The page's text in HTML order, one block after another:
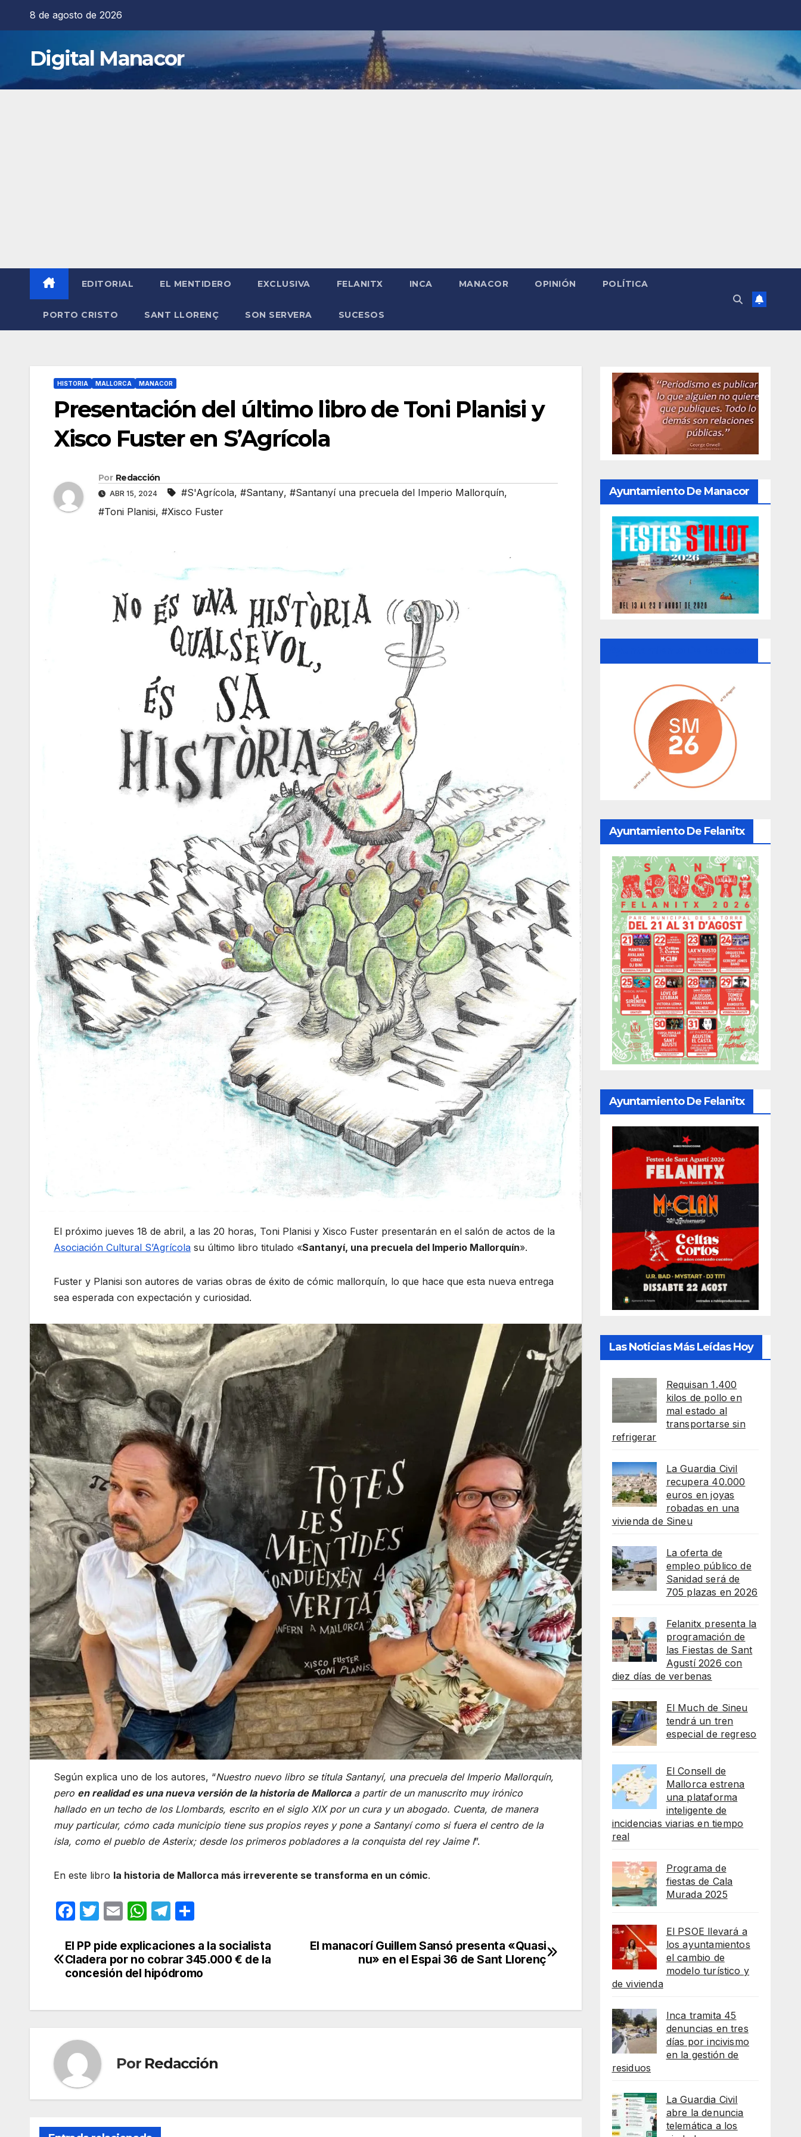
8 de agosto de 2026
Digital Manacor
EDITORIAL EL MENTIDERO EXCLUSIVA FELANITX INCA MANACOR OPINIÓN POLÍTICA
PORTO CRISTO SANT LLORENÇ SON SERVERA SUCESOS
HISTORIA MALLORCA MANACOR
Presentación del último libro de Toni Planisi y
Xisco Fuster en S’Agrícola
Por Redacción
ABR 15, 2024 #S'Agrícola, #Santany, #Santanyí una precuela del Imperio Mallorquín,
#Toni Planisi, #Xisco Fuster
El próximo jueves 18 de abril, a las 20 horas, Toni Planisi y Xisco Fuster presentarán en el salón de actos de la
Asociación Cultural S’Agrícola su último libro titulado «Santanyí, una precuela del Imperio Mallorquín».
Fuster y Planisi son autores de varias obras de éxito de cómic mallorquín, lo que hace que esta nueva entrega
sea esperada con expectación y curiosidad.
Según explica uno de los autores, “Nuestro nuevo libro se titula Santanyí, una precuela del Imperio Mallorquín,
pero en realidad es una nueva versión de la historia de Mallorcaa partir de un manuscrito muy irónico
hallado en un techo de los Llombards, escrito en el siglo XIX por un cura y un abogado. Cuenta, de manera
muy particular, cómo cada municipio tiene sus propios reyes y pone a Santanyí como si fuera el centro de la
isla, como el pueblo de Asterix; desde los primeros pobladores a la conquista del rey Jaime I”.
En este libro la historia de Mallorca más irreverente se transforma en un cómic.
F
c
e
o
k
T
itt
er
E
ail
W
at
s
A
p
T
e
gr
m
m
p
tir
Navegación
de
El manacorí Guillem Sansó presenta «Quasi
nu» en el Espai 36 de Sant Llorenç
El PP pide explicaciones a la socialista
Cladera por no cobrar 345.000 € de la
concesión del hipódromo
Por Redacción
Ayuntamiento De Manacor
Ayuntamiento De Felanitx
Ayuntamiento De Felanitx
Las Noticias Más Leídas Hoy
Requisan 1.400
kilos de pollo en
mal estado al
transportarse sin
refrigerar
La Guardia Civil
recupera 40.000
euros en joyas
robadas en una
vivienda de Sineu
La oferta de
empleo público de
Sanidad será de
705 plazas en 2026
Felanitx presenta la
programación de
las Fiestas de Sant
Agustí 2026 con
diez días de verbenas
El Much de Sineu
tendrá un tren
especial de regreso
El Consell de
Mallorca estrena
una plataforma
inteligente de
incidencias viarias en tiempo
real
Programa de
fiestas de Cala
Murada 2025
El PSOE llevará a
los ayuntamientos
el cambio de
modelo turístico y
de vivienda
Inca tramita 45
denuncias en tres
días por incivismo
en la gestión de
residuos
La Guardia Civil
abre la denuncia
telemática a los